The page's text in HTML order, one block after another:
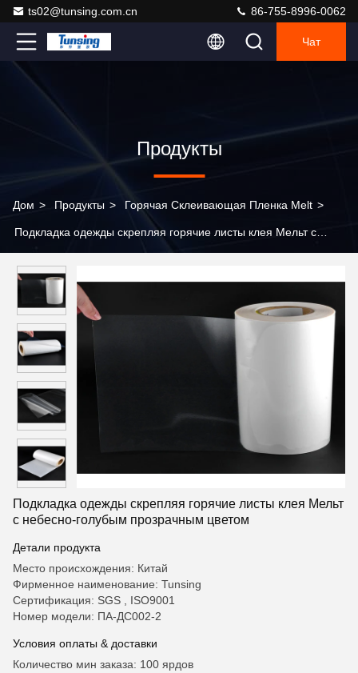
ts02@tunsing.com.cn 86-755-8996-0062
Чат
Продукты
Дом > Продукты > Горячая Склеивающая Пленка Melt >
Подкладка одежды скрепляя горячие листы клея Мельт с
Подкладка одежды скрепляя горячие листы клея Мельт
с небесно-голубым прозрачным цветом
Детали продукта
Место происхождения: Китай
Фирменное наименование: Tunsing
Сертификация: SGS , ISO9001
Номер модели: ПА-ДС002-2
Условия оплаты & доставки
Количество мин заказа: 100 ярдов